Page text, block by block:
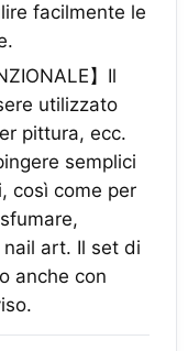
facilmente le
】Il
utilizzato
pittura, ecc.
semplici
così come per
art. Il set di
anche con